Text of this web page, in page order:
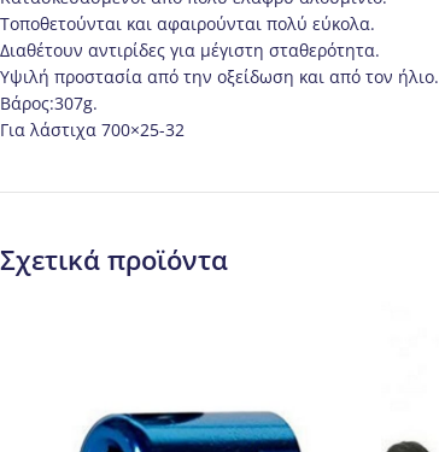
Τοποθετούνται και αφαιρούνται πολύ εύκολα.
Διαθέτουν αντιρίδες για μέγιστη σταθερότητα.
Υψιλή προστασία από την οξείδωση και από τον ήλιο.
Βάρος:307g.
Για λάστιχα 700×25-32
Σχετικά προϊόντα